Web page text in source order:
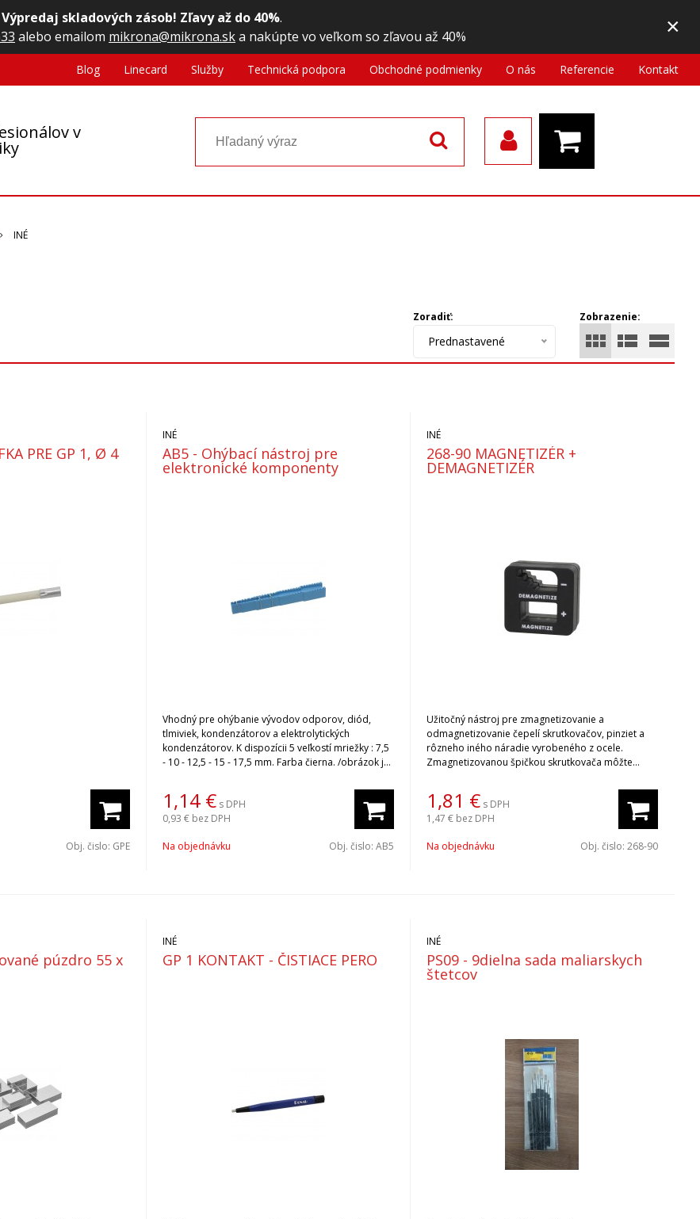
Výpredaj skladových zásob! Zľavy až do 40%.
alebo emailom mikrona@mikrona.ska nakúpte vo veľkom so zľavou až 40% ×
v
Blog Linecard Služby Technická podpora Obchodné podmienky O nás Referencie Kontakt
INÉ
Zobrazenie:
Zoradiť:
Prednastavené
PRE GP 1, Ø 4
Obj. čislo: GPE
INÉ
AB5 - Ohýbací nástroj pre
elektronické komponenty
Vhodný pre ohýbanie vývodov odporov, diód,
tlmiviek, kondenzátorov a elektrolytických
kondenzátorov. K dispozícii 5 veľkostí mriežky : 7,5
- 10 - 12,5 - 15 - 17,5 mm. Farba čierna. /obrázok je
1,14 € s DPH
0,93 € bez DPH
Na objednávku Obj. čislo:AB5
INÉ
268-90 MAGNETIZÉR +
DEMAGNETIZÉR
Užitočný nástroj pre zmagnetizovanie a
odmagnetizovanie čepelí skrutkovačov, pinziet a
rôzneho iného náradie vyrobeného z ocele.
Zmagnetizovanou špičkou skrutkovača môžte
1,81 € s DPH
1,47 € bez DPH
Na objednávku Obj. čislo: 268-90
púzdro 55 x
INÉ
GP 1 KONTAKT - ČISTIACE PERO
INÉ
PS09 - 9dielna sada maliarskych
štetcov